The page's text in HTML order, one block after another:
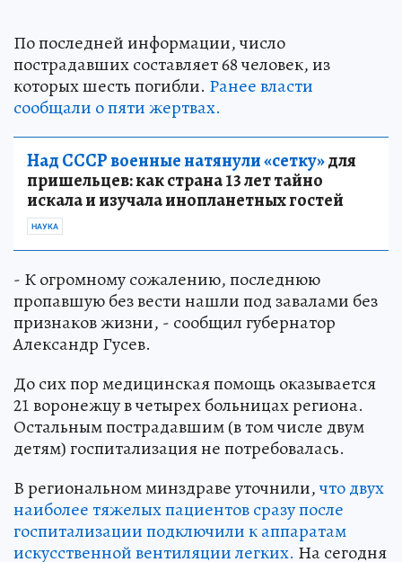
По последней информации, число
пострадавших составляет 68 человек, из
которых шесть погибли. Ранее власти
сообщали о пяти жертвах.
Над СССР военные натянули «сетку»для
пришельцев: как страна 13 лет тайно
искала и изучала инопланетных гостей
НАУКА
- К огромному сожалению, последнюю
пропавшую без вести нашли под завалами без
признаков жизни, - сообщил губернатор
Александр Гусев.
До сих пор медицинская помощь оказывается
21 воронежцу в четырех больницах региона.
Остальным пострадавшим (в том числе двум
детям) госпитализация не потребовалась.
В региональном минздраве уточнили,что двух
наиболее тяжелых пациентов сразу после
госпитализации подключили к аппаратам
искусственной вентиляции легких. На сегодня